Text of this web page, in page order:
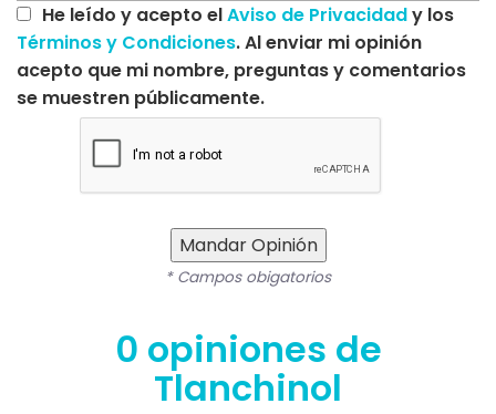
He leído y acepto elAviso de Privacidady los
Términos y Condiciones. Al enviar mi opinión
acepto que mi nombre, preguntas y comentarios
se muestren públicamente.
Mandar Opinión
* Campos obigatorios
0 opiniones de
Tlanchinol